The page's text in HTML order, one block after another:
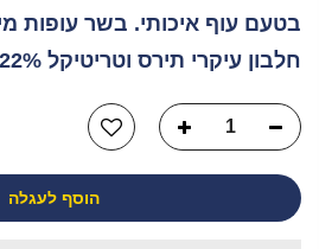
חלבון עיקרי תירס וטריטיקל 22% לאנרגיה...
הוסף לעגלה